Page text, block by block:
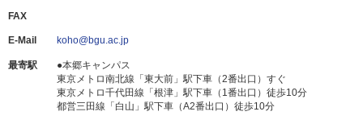
FAX
E-Mail koho@bgu.ac.jp
最寄駅
●本郷キャンパス
東京メトロ南北線「東大前」駅下車（2番出口）すぐ
東京メトロ千代田線「根津」駅下車（1番出口）徒歩10分
都営三田線「白山」駅下車（A2番出口）徒歩10分